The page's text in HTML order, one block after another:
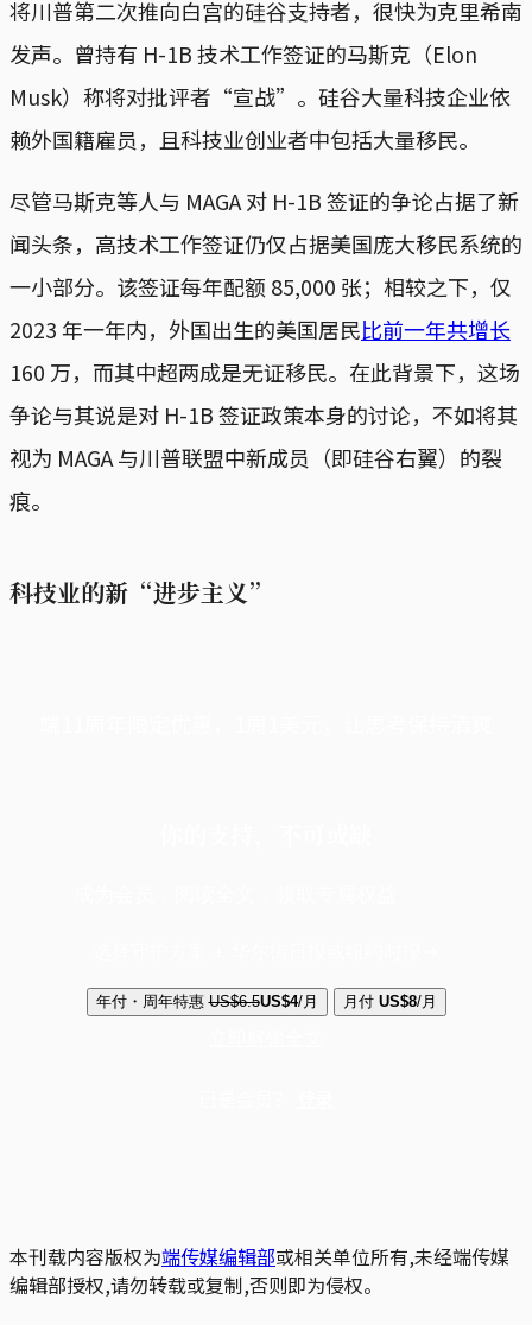
将川普第二次推向白宫的硅谷支持者，很快为克里希南
发声。曾持有 H-1B 技术工作签证的马斯克（Elon
Musk）称将对批评者“宣战”。硅谷大量科技企业依
赖外国籍雇员，且科技业创业者中包括大量移民。
尽管马斯克等人与 MAGA 对 H-1B 签证的争论占据了新
闻头条，高技术工作签证仍仅占据美国庞大移民系统的
一小部分。该签证每年配额 85,000 张；相较之下，仅
2023 年一年内，外国出生的美国居民比前一年共增长
160 万，而其中超两成是无证移民。在此背景下，这场
争论与其说是对 H-1B 签证政策本身的讨论，不如将其
视为 MAGA 与川普联盟中新成员（即硅谷右翼）的裂
痕。
科技业的新“进步主义”
年付・周年特惠 US$6.5US$4/月 月付 US$8/月
本刊载内容版权为端传媒编辑部或相关单位所有,未经端传媒
编辑部授权,请勿转载或复制,否则即为侵权。